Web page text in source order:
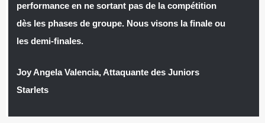
performance en ne sortant pas de la compétition
dès les phases de groupe. Nous visons la finale ou
les demi-finales.
Joy Angela Valencia, Attaquante des Juniors
Starlets